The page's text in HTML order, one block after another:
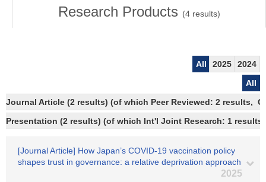
Research Products (4results)
All 2025
2024
All
Journal Article (2 results) (of which Peer Reviewed: 2 results,
Presentation (2 results) (of which Int'l Joint Research: 1 results)
[Journal Article] How Japan’s COVID-19 vaccination policy
shapes trust in governance: a relative deprivation approach
2025